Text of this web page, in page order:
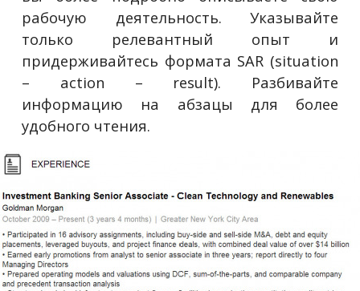
рабочую деятельность. Указывайте
только релевантный опыт и
придерживайтесь формата SAR (situation
– action – result). Разбивайте
информацию на абзацы для более
удобного чтения.